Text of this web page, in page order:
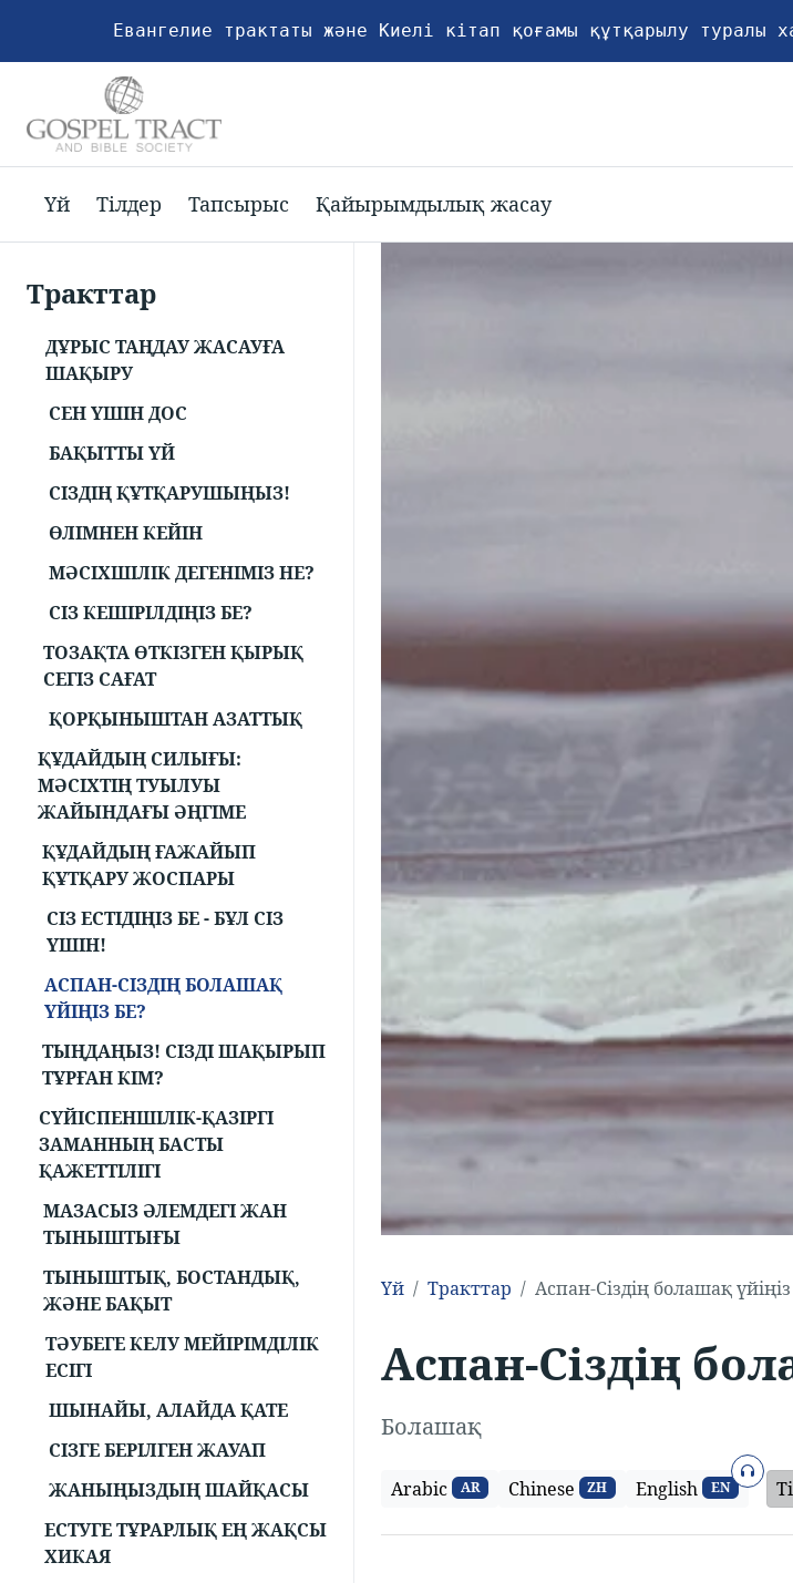
Евангелие трактаты және Киелі кітап қоғамы құтқарылу туралы
Үй Тілдер Тапсырыс Қайырымдылық жасау
Тракттар
ДҰРЫС ТАҢДАУ ЖАСАУҒА
ШАҚЫРУ
СЕН ҮШІН ДОС
БАҚЫТТЫ ҮЙ
СІЗДІҢ ҚҰТҚАРУШЫҢЫЗ!
ӨЛІМНЕН КЕЙІН
МӘСІХШІЛІК ДЕГЕНІМІЗ НЕ?
СІЗ КЕШІРІЛДІҢІЗ БЕ?
ТОЗАҚТА ӨТКІЗГЕН ҚЫРЫҚ
СЕГІЗ САҒАТ
ҚОРҚЫНЫШТАН АЗАТТЫҚ
ҚҰДАЙДЫҢ СИЛЫҒЫ:
МӘСІХТІҢ ТУЫЛУЫ
ЖАЙЫНДАҒЫ ӘҢГІМЕ
ҚҰДАЙДЫҢ ҒАЖАЙЫП
ҚҰТҚАРУ ЖОСПАРЫ
СІЗ ЕСТІДІҢІЗ БЕ - БҰЛ СІЗ
ҮШІН!
АСПАН-СІЗДІҢ БОЛАШАҚ
ҮЙІҢІЗ БЕ?
ТЫҢДАҢЫЗ! СІЗДІ ШАҚЫРЫП
ТҰРҒАН КІМ?
СҮЙІСПЕНШІЛІК-ҚАЗІРГІ
ЗАМАННЫҢ БАСТЫ
ҚАЖЕТТІЛІГІ
МАЗАСЫЗ ӘЛЕМДЕГІ ЖАН
ТЫНЫШТЫҒЫ
ТЫНЫШТЫҚ, БОСТАНДЫҚ,
ЖӘНЕ БАҚЫТ
ТӘУБЕГЕ КЕЛУ МЕЙІРІМДІЛІК
ЕСІГІ
ШЫНАЙЫ, АЛАЙДА ҚАТЕ
СІЗГЕ БЕРІЛГЕН ЖАУАП
ЖАНЫҢЫЗДЫҢ ШАЙҚАСЫ
ЕСТУГЕ ТҰРАРЛЫҚ ЕҢ ЖАҚСЫ
ХИКАЯ
Үй Тракттар Аспан-Сіздің болашақ үйіңіз
Аспан-Сіздің
Болашақ
Arabic AR Chinese ZH English EN